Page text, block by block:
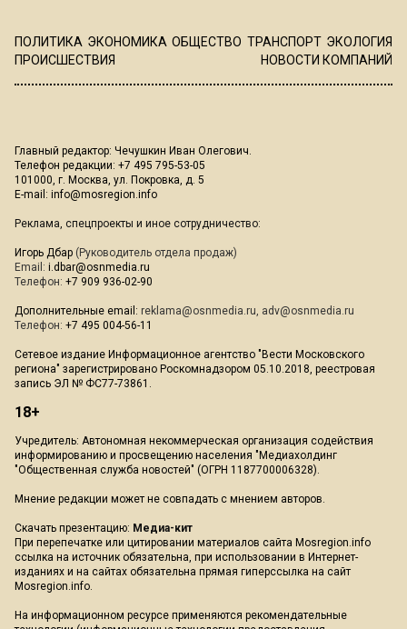
ПОЛИТИКА ЭКОНОМИКА ОБЩЕСТВО ТРАНСПОРТ ЭКОЛОГИЯ
ПРОИСШЕСТВИЯ
НОВОСТИ КОМПАНИЙ
Главный редактор: Чечушкин Иван Олегович.
Телефон редакции: +7 495 795-53-05
101000, г. Москва, ул. Покровка, д. 5
E-mail: info@mosregion.info
Реклама, спецпроекты и иное сотрудничество:
Игорь Дбар (Руководитель отдела продаж)
Email: i.dbar@osnmedia.ru
Телефон: +7 909 936-02-90
Дополнительные email: reklama@osnmedia.ru, adv@osnmedia.ru
Телефон: +7 495 004-56-11
Сетевое издание Информационное агентство "Вести Московского
региона" зарегистрировано Роскомнадзором 05.10.2018, реестровая
запись ЭЛ № ФС77-73861.
18+
Учредитель: Автономная некоммерческая организация содействия
информированию и просвещению населения "Медиахолдинг
"Общественная служба новостей" (ОГРН 1187700006328).
Мнение редакции может не совпадать с мнением авторов.
Скачать презентацию: Медиа-кит
При перепечатке или цитировании материалов сайта Mosregion.info
ссылка на источник обязательна, при использовании в Интернет-
изданиях и на сайтах обязательна прямая гиперссылка на сайт
Mosregion.info.
На информационном ресурсе применяются рекомендательные